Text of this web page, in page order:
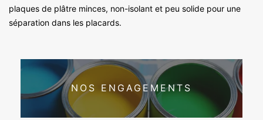
plaques de plâtre minces, non-isolant et peu solide pour une
séparation dans les placards.
NOS ENGAGEMENTS